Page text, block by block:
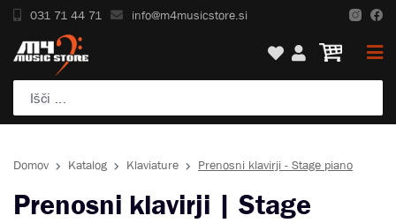
031 71 44 71 info@m4musicstore.si
Domov Katalog Klaviature Prenosni klavirji - Stage piano
Prenosni klavirji | Stage